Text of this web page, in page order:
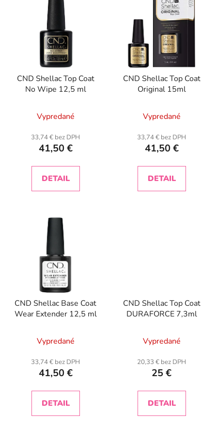
CND Shellac Top Coat
No Wipe 12,5 ml
Vypredané
33,74 € bez DPH
41,50 €
DETAIL
CND Shellac Top Coat
Original 15ml
hodnotenie
produktu
je
z
Vypredané
33,74 € bez DPH
41,50 €
DETAIL
CND Shellac Base Coat
Wear Extender 12,5 ml
Vypredané
33,74 € bez DPH
41,50 €
DETAIL
CND Shellac Top Coat
DURAFORCE 7,3ml
Vypredané
20,33 € bez DPH
25 €
DETAIL